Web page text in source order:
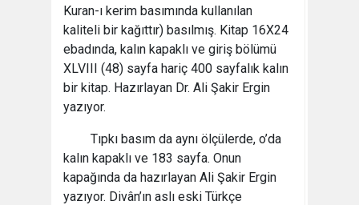
Kuran-ı kerim basımında kullanılan
kaliteli bir kağıttır) basılmış. Kitap 16X24
ebadında, kalın kapaklı ve giriş bölümü
XLVIII (48) sayfa hariç 400 sayfalık kalın
bir kitap. Hazırlayan Dr. Ali Şakir Ergin
yazıyor.
Tıpkı basım da aynı ölçülerde, o’da
kalın kapaklı ve 183 sayfa. Onun
kapağında da hazırlayan Ali Şakir Ergin
yazıyor. Divân’ın aslı eski Türkçe